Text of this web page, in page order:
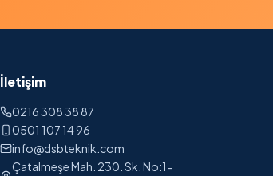
İletişim
0216 308 38 87
0501 107 14 96
info@dsbteknik.com
Çatalmeşe Mah. 230. Sk. No:1-